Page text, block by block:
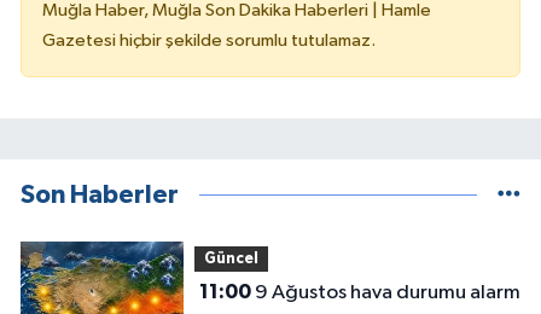
Muğla Haber, Muğla Son Dakika Haberleri | Hamle
Gazetesi hiçbir şekilde sorumlu tutulamaz.
Son Haberler
Güncel
11:009 Ağustos hava durumu alarm